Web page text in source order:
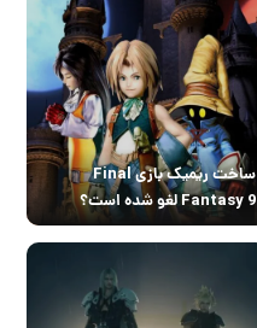
ساخت ریمیک بازی Final
Fantasy 9 لغو شده است؟